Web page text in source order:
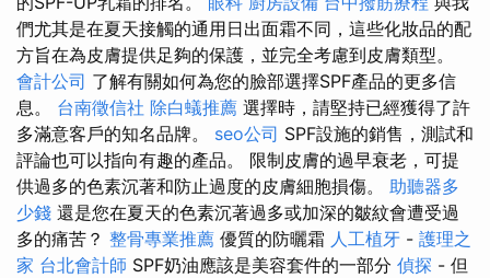
們尤其是在夏天接觸的通用日出面霜不同，這些化妝品的配
方旨在為皮膚提供足夠的保護，並完全考慮到皮膚類型。
會計公司 了解有關如何為您的臉部選擇SPF產品的更多信
息。 台南徵信社 除白蟻推薦 選擇時，請堅持已經獲得了許
多滿意客戶的知名品牌。 seo公司 SPF設施的銷售，測試和
評論也可以指向有趣的產品。 限制皮膚的過早衰老，可提
供過多的色素沉著和防止過度的皮膚細胞損傷。 助聽器多
少錢 還是您在夏天的色素沉著過多或加深的皺紋會遭受過
多的痛苦？ 整骨專業推薦 優質的防曬霜 人工植牙 - 護理之
家 台北會計師 SPF奶油應該是美容套件的一部分 偵探 - 但